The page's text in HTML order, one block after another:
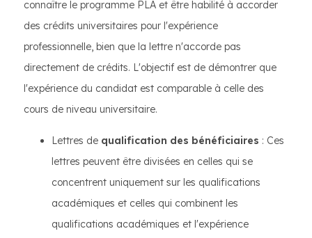
connaître le programme PLA et être habilité à accorder
des crédits universitaires pour l'expérience
professionnelle, bien que la lettre n'accorde pas
directement de crédits. L'objectif est de démontrer que
l'expérience du candidat est comparable à celle des
cours de niveau universitaire.
Lettres de qualification des bénéficiaires : Ces
lettres peuvent être divisées en celles qui se
concentrent uniquement sur les qualifications
académiques et celles qui combinent les
qualifications académiques et l'expérience